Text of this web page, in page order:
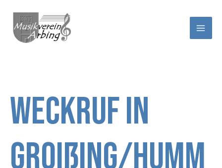
Inhalt
springen
Weckruf in
Groißing/Humm